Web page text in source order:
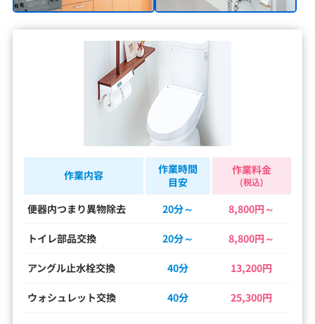
作業内容
作業時間
目安
作業料金
(税込)
便器内つまり異物除去 20分～ 8,800円～
トイレ部品交換 20分～ 8,800円～
アングル止水栓交換 40分 13,200円
ウォシュレット交換 40分 25,300円